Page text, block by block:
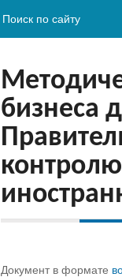
бизнеса
Документ в формате